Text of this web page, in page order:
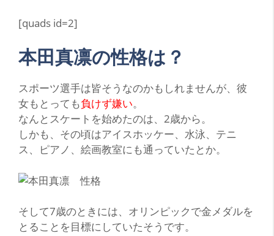
[quads id=2]
本田真凛の性格は？
スポーツ選手は皆そうなのかもしれませんが、彼
女もとっても負けず嫌い。
なんとスケートを始めたのは、 2歳から。
しかも、その頃はアイスホッケー、水泳、テニ
ス、ピアノ、絵画教室にも通っていたとか。
そして7歳のときには、オリンピックで金メダルを
とることを目標にしていたそうです。